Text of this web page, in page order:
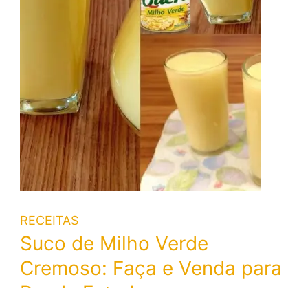
RECEITAS
Suco de Milho Verde
Cremoso: Faça e Venda para